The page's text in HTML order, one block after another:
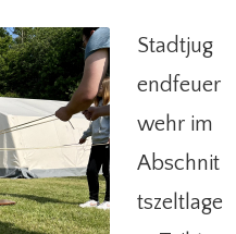
,Hotteln,
,Schliekum,
Stadtjug
endfeuer
wehr im
Abschnit
tszeltlage